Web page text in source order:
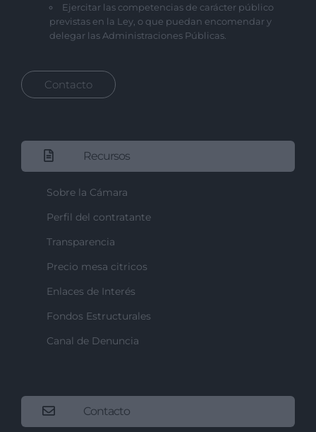
Ejercitar las competencias de carácter público
previstas en la Ley, o que puedan encomendar y
delegar las Administraciones Públicas.
Contacto
Recursos
Sobre la Cámara
Perfil del contratante
Transparencia
Precio mesa citricos
Enlaces de Interés
Fondos Estructurales
Canal de Denuncia
Contacto